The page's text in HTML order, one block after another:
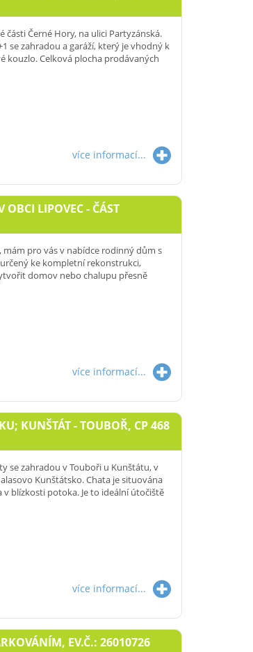
Černé Hory, na ulici Partyzánská.
se zahradou a garáží, který je vhodný k
kouzlo. Celková plocha prodávaných
více informací...
LIPOVEC - ČÁST
pro vás v nabídce rodinný dům s
ke kompletní rekonstrukci,
domov nebo chalupu přesně
více informací...
KUNŠTÁT - TOUBOŘ, CP 468
se zahradou v Touboři u Kunštátu, v
Kunštátsko. Chata je situována
blízkosti potoka. Je to ideální útočiště
více informací...
EV.Č.: 26010726